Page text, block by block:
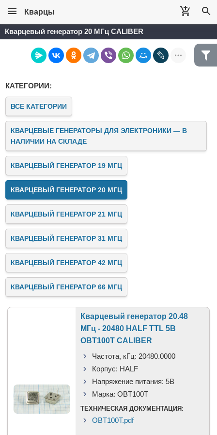
Кварцы
Кварцевый генератор 20 МГц CALIBER
КАТЕГОРИИ:
ВСЕ КАТЕГОРИИ
КВАРЦЕВЫЕ ГЕНЕРАТОРЫ ДЛЯ ЭЛЕКТРОНИКИ — В
НАЛИЧИИ НА СКЛАДЕ
КВАРЦЕВЫЙ ГЕНЕРАТОР 19 МГЦ
КВАРЦЕВЫЙ ГЕНЕРАТОР 20 МГЦ
КВАРЦЕВЫЙ ГЕНЕРАТОР 21 МГЦ
КВАРЦЕВЫЙ ГЕНЕРАТОР 31 МГЦ
КВАРЦЕВЫЙ ГЕНЕРАТОР 42 МГЦ
КВАРЦЕВЫЙ ГЕНЕРАТОР 66 МГЦ
Кварцевый генератор 20.48
МГц - 20480 HALF TTL 5В
OBT100T CALIBER
Частота, кГц: 20480.0000
Корпус: HALF
Напряжение питания: 5В
Марка: OBT100T
ТЕХНИЧЕСКАЯ ДОКУМЕНТАЦИЯ:
OBT100T.pdf